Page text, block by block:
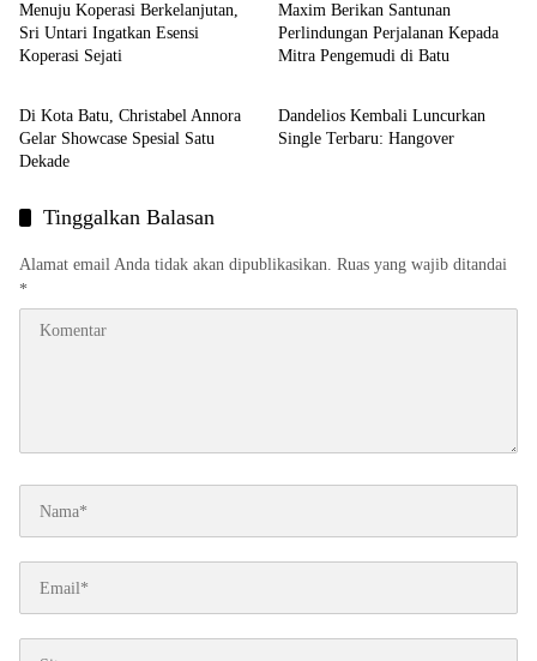
Menuju Koperasi Berkelanjutan,
Sri Untari Ingatkan Esensi
Koperasi Sejati
Maxim Berikan Santunan
Perlindungan Perjalanan Kepada
Mitra Pengemudi di Batu
Release
Di Kota Batu, Christabel Annora
Gelar Showcase Spesial Satu
Dekade
Release
Dandelios Kembali Luncurkan
Single Terbaru: Hangover
Tinggalkan Balasan
Alamat email Anda tidak akan dipublikasikan. Ruas yang wajib ditandai
*